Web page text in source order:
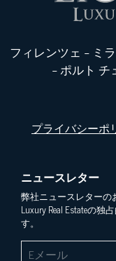
フィレンツェ - ミ
- ポルト チ
プライバシーポ
ニュースレター
弊社ニュースレターの
Luxury Real Estateの
す。